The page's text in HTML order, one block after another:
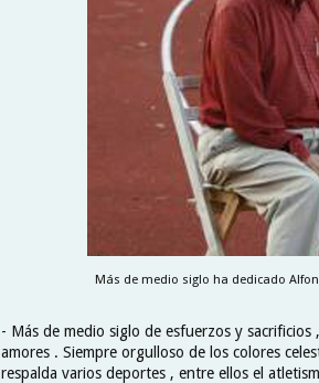
Más de medio siglo ha dedicado
- Más de medio siglo de esfuerzos y
amores . Siempre orgulloso de los colores
respalda varios deportes , entre ellos el